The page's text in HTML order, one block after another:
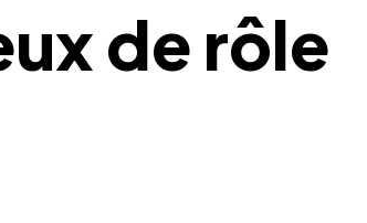
de rôle